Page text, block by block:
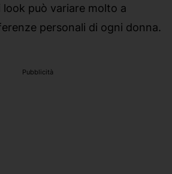
look può variare molto a
personali di ogni donna.
Pubblicità